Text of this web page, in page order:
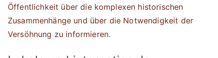
Öffentlichkeit über die komplexen historischen
Zusammenhänge und über die Notwendigkeit der
Versöhnung zu informieren.